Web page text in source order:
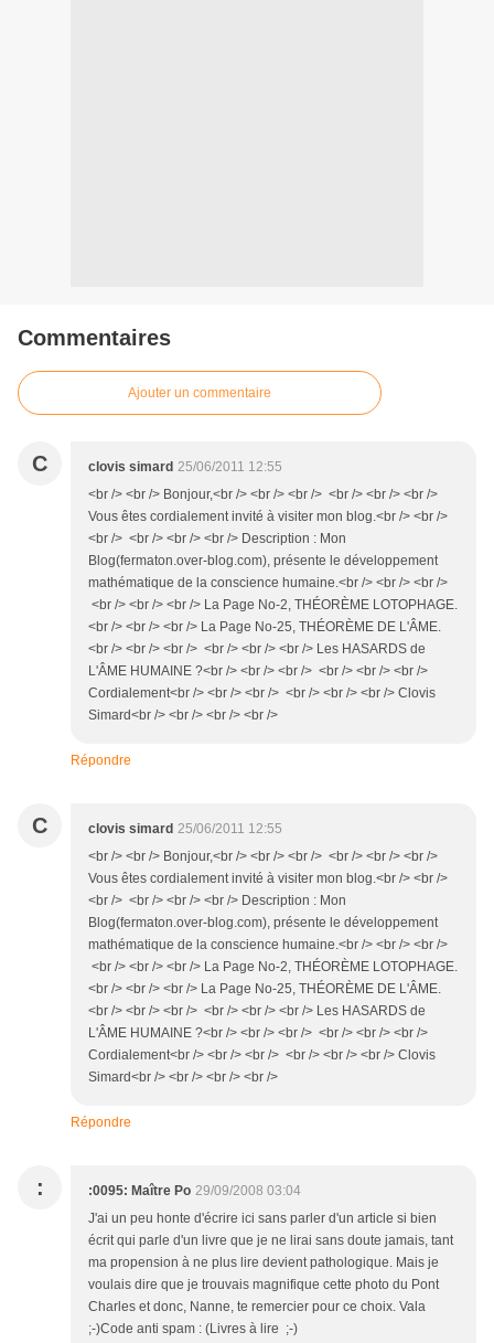
Commentaires
Ajouter un commentaire
C clovis simard 25/06/2011 12:55
<br /> <br /> Bonjour,<br /> <br /> <br /> <br /> <br /> <br />
Vous êtes cordialement invité à visiter mon blog.<br /> <br />
<br /> <br /> <br /> <br /> Description : Mon
Blog(fermaton.over-blog.com), présente le développement
mathématique de la conscience humaine.<br /> <br /> <br />
<br /> <br /> <br /> La Page No-2, THÉORÈME LOTOPHAGE.
<br /> <br /> <br /> La Page No-25, THÉORÈME DE L'ÂME.
<br /> <br /> <br /> <br /> <br /> <br /> Les HASARDS de
L'ÂME HUMAINE ?<br /> <br /> <br /> <br /> <br /> <br />
Cordialement<br /> <br /> <br /> <br /> <br /> <br /> Clovis
Simard<br /> <br /> <br /> <br />
Répondre
C clovis simard 25/06/2011 12:55
<br /> <br /> Bonjour,<br /> <br /> <br /> <br /> <br /> <br />
Vous êtes cordialement invité à visiter mon blog.<br /> <br />
<br /> <br /> <br /> <br /> Description : Mon
Blog(fermaton.over-blog.com), présente le développement
mathématique de la conscience humaine.<br /> <br /> <br />
<br /> <br /> <br /> La Page No-2, THÉORÈME LOTOPHAGE.
<br /> <br /> <br /> La Page No-25, THÉORÈME DE L'ÂME.
<br /> <br /> <br /> <br /> <br /> <br /> Les HASARDS de
L'ÂME HUMAINE ?<br /> <br /> <br /> <br /> <br /> <br />
Cordialement<br /> <br /> <br /> <br /> <br /> <br /> Clovis
Simard<br /> <br /> <br /> <br />
Répondre
: :0095: Maître Po 29/09/2008 03:04
J'ai un peu honte d'écrire ici sans parler d'un article si bien
écrit qui parle d'un livre que je ne lirai sans doute jamais, tant
ma propension à ne plus lire devient pathologique. Mais je
voulais dire que je trouvais magnifique cette photo du Pont
Charles et donc, Nanne, te remercier pour ce choix. Vala
;-)Code anti spam : (Livres à lire ;-)